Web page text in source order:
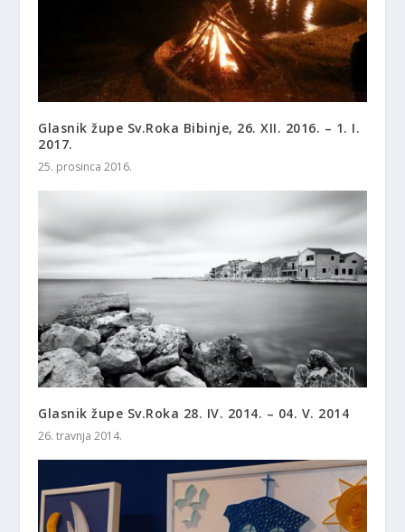
Glasnik župe Sv.Roka Bibinje, 26. XII. 2016. – 1. I.
2017.
25. prosinca 2016.
Glasnik župe Sv.Roka 28. IV. 2014. – 04. V. 2014
26. travnja 2014.